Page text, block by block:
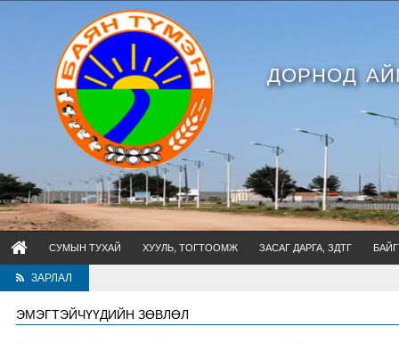
ДОРНОД
СУМЫН ТУХАЙ ХУУЛЬ, ТОГТООМЖ ЗАСАГ ДАРГА, ЗДТГ
ЗАРЛАЛ
ЭМЭГТЭЙЧҮҮДИЙН ЗӨВЛӨЛ